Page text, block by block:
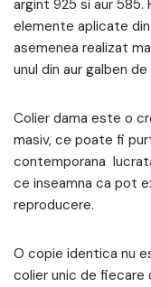
argint 925 si aur 585.
elemente aplicate
asemenea realizat
unul din aur galben de
Colier dama este o
masiv, ce poate fi
contemporana
ce inseamna ca pot
reproducere.
O copie identica nu
colier unic de fiecare